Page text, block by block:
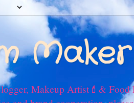
Makeup Artist💄& Food